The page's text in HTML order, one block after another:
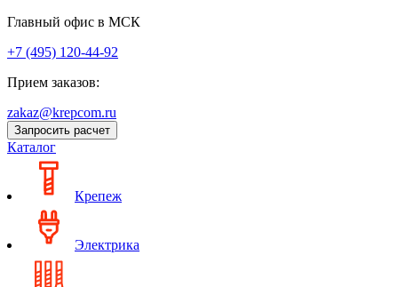
Главный офис в МСК
+7 (495) 120-44-92
Прием заказов:
zakaz@krepcom.ru
Запросить расчет
Каталог
Крепеж
Электрика